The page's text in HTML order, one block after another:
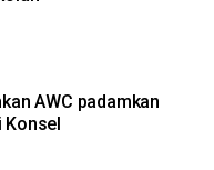
AWC padamkan
Konsel